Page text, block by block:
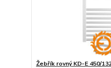
Žebřík rovný KD-E 450/